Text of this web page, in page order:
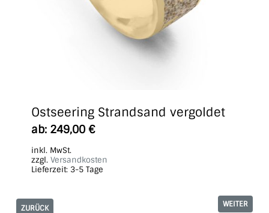
Ostseering Strandsand vergoldet
ab: 249,00 €
inkl. MwSt.
zzgl. Versandkosten
Lieferzeit: 3-5 Tage
ZURÜCK WEITER